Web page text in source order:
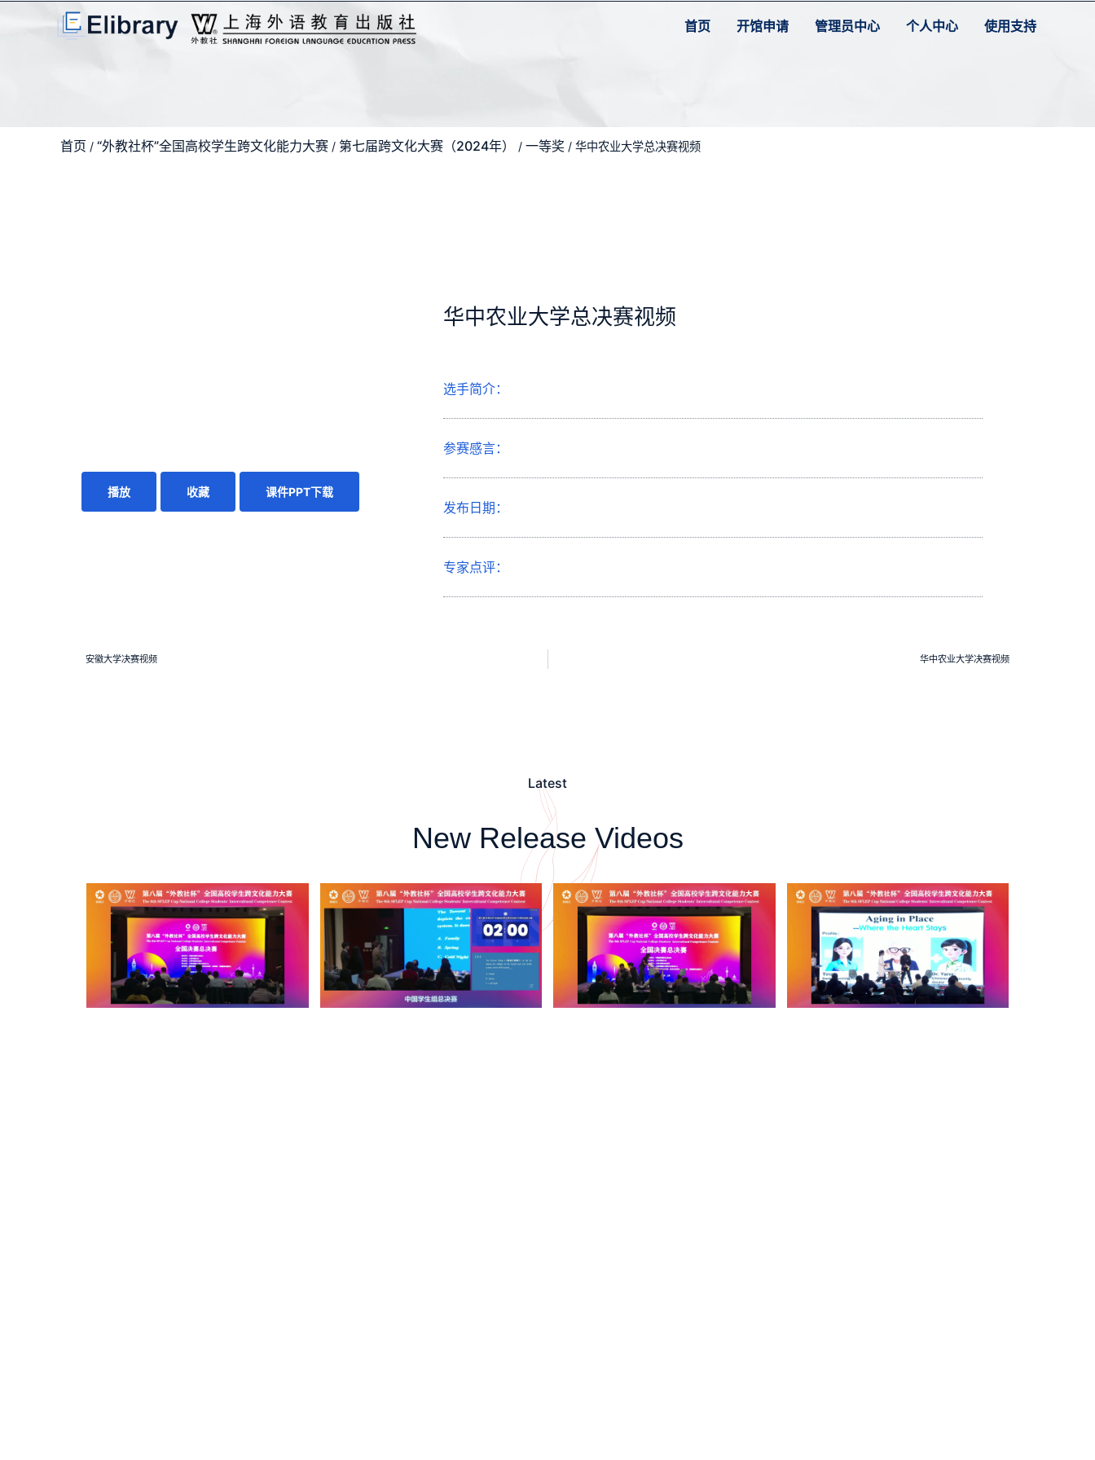
首页 开馆申请 管理员中心 个人中心 使用支持
首页 / “外教社杯”全国高校学生跨文化能力大赛 / 第七届跨文化大赛（2024年） / 一等奖 / 华中农业大学总决赛视频
播放 收藏 课件PPT下载
华中农业大学总决赛视频
选手简介：
参赛感言：
发布日期：
专家点评：
安徽大学决赛视频 华中农业大学决赛视频
Latest
New Release Videos